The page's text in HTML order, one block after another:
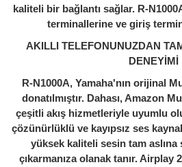
kaliteli bir bağlantı sağlar. R-
terminallerine ve giriş
AKILLI TELEFONUNUZDAN
DENEYİMİ
R-N1000A, Yamaha'nın orijinal
donatılmıştır. Dahası, Amazon
çeşitli akış hizmetleriyle uyumlu
çözünürlüklü ve kayıpsız ses
yüksek kaliteli sesin tam aslına
çıkarmanıza olanak tanır. Airplay